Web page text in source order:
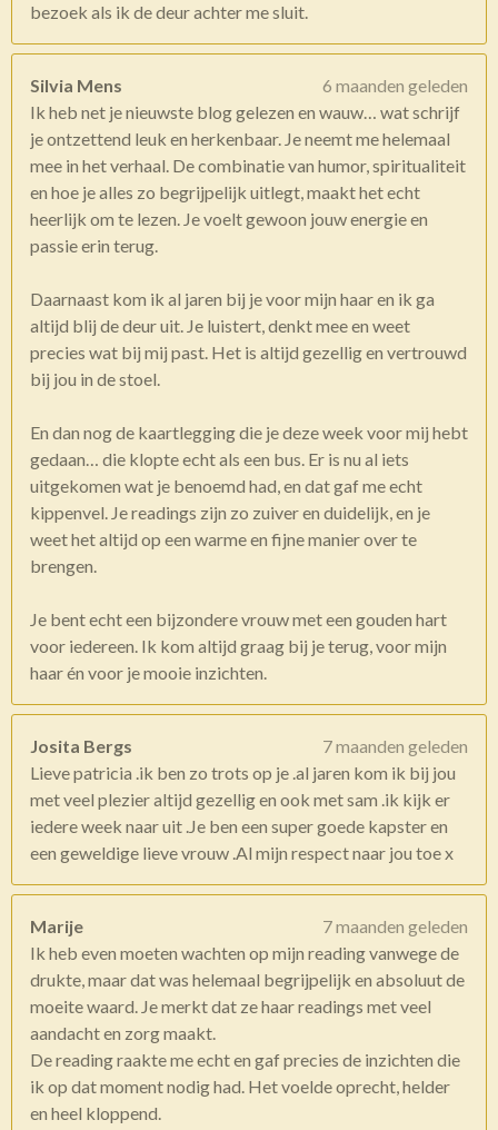
bezoek als ik de deur achter me sluit.
Silvia Mens
6 maanden geleden
Ik heb net je nieuwste blog gelezen en wauw… wat schrijf
je ontzettend leuk en herkenbaar. Je neemt me helemaal
mee in het verhaal. De combinatie van humor, spiritualiteit
en hoe je alles zo begrijpelijk uitlegt, maakt het echt
heerlijk om te lezen. Je voelt gewoon jouw energie en
passie erin terug.
Daarnaast kom ik al jaren bij je voor mijn haar en ik ga
altijd blij de deur uit. Je luistert, denkt mee en weet
precies wat bij mij past. Het is altijd gezellig en vertrouwd
bij jou in de stoel.
En dan nog de kaartlegging die je deze week voor mij hebt
gedaan… die klopte echt als een bus. Er is nu al iets
uitgekomen wat je benoemd had, en dat gaf me echt
kippenvel. Je readings zijn zo zuiver en duidelijk, en je
weet het altijd op een warme en fijne manier over te
brengen.
Je bent echt een bijzondere vrouw met een gouden hart
voor iedereen. Ik kom altijd graag bij je terug, voor mijn
haar én voor je mooie inzichten.
Josita Bergs
7 maanden geleden
Lieve patricia .ik ben zo trots op je .al jaren kom ik bij jou
met veel plezier altijd gezellig en ook met sam .ik kijk er
iedere week naar uit .Je ben een super goede kapster en
een geweldige lieve vrouw .Al mijn respect naar jou toe x
Marije
7 maanden geleden
Ik heb even moeten wachten op mijn reading vanwege de
drukte, maar dat was helemaal begrijpelijk en absoluut de
moeite waard. Je merkt dat ze haar readings met veel
aandacht en zorg maakt.
De reading raakte me echt en gaf precies de inzichten die
ik op dat moment nodig had. Het voelde oprecht, helder
en heel kloppend.